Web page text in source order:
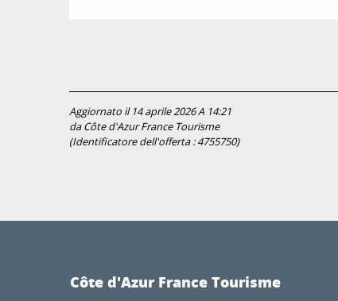
Aggiornato il 14 aprile 2026 A 14:21
da Côte d'Azur France Tourisme
(Identificatore dell'offerta :4755750)
Côte d'Azur France Tourisme